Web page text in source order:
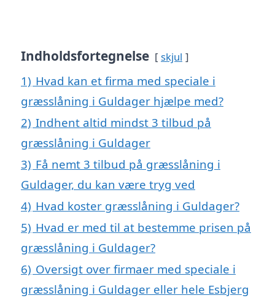
Indholdsfortegnelse skjul
1) Hvad kan et firma med speciale i
græsslåning i Guldager hjælpe med?
2) Indhent altid mindst 3 tilbud på
græsslåning i Guldager
3) Få nemt 3 tilbud på græsslåning i
Guldager, du kan være tryg ved
4) Hvad koster græsslåning i Guldager?
5) Hvad er med til at bestemme prisen på
græsslåning i Guldager?
6) Oversigt over firmaer med speciale i
græsslåning i Guldager eller hele Esbjerg